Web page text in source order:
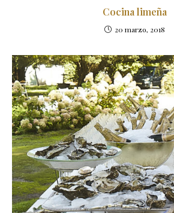
Cocina limeña
20 marzo, 2018